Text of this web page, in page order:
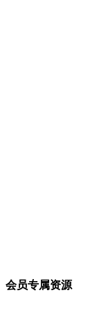
会员专属资源